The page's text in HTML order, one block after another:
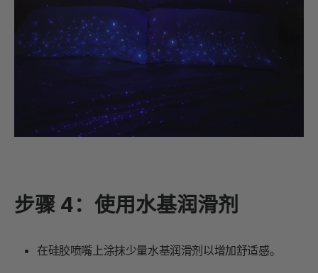
步骤 4：使用水基润滑剂
在硅胶喷嘴上涂抹少量水基润滑剂以增加舒适感。